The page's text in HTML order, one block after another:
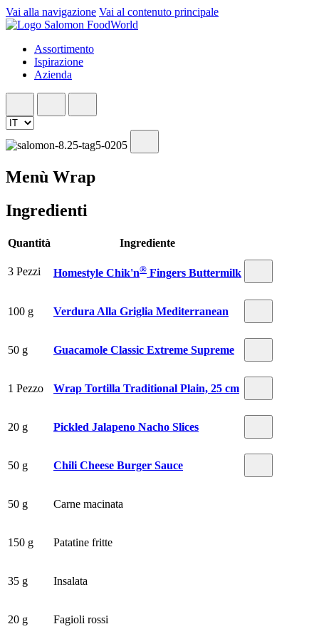
Vai alla navigazione Vai al contenuto principale
Assortimento
Ispirazione
Azienda
Menù Wrap
Ingredienti
Quantità Ingrediente
3 Pezzi Homestyle Chik'n® Fingers Buttermilk
100 g Verdura Alla Griglia Mediterranean
50 g Guacamole Classic Extreme Supreme
1 Pezzo Wrap Tortilla Traditional Plain, 25 cm
20 g Pickled Jalapeno Nacho Slices
50 g Chili Cheese Burger Sauce
50 g Carne macinata
150 g Patatine fritte
35 g Insalata
20 g Fagioli rossi